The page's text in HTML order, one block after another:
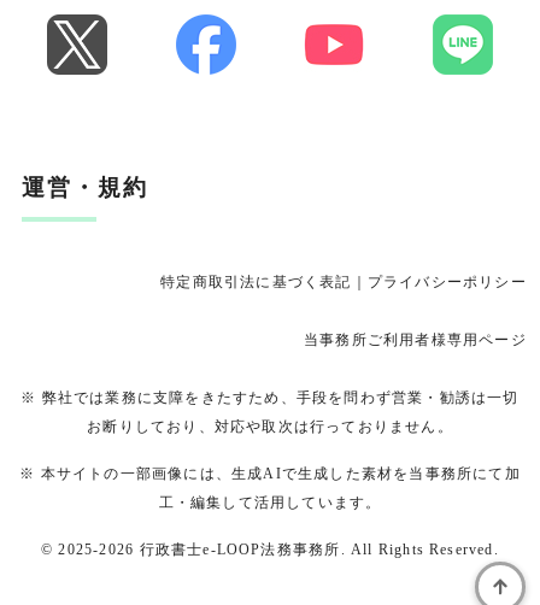
運営・規約
特定商取引法に基づく表記 プライバシーポリシー
当事務所ご利用者様専用ページ
※ 弊社では業務に支障をきたすため、手段を問わず営業・勧誘は一切
お断りしており、対応や取次は行っておりません。
※ 本サイトの一部画像には、生成AIで生成した素材を当事務所にて加
工・編集して活用しています。
© 2025-2026 行政書士e-LOOP法務事務所 . All Rights Reserved.
LINEから気軽に相談する